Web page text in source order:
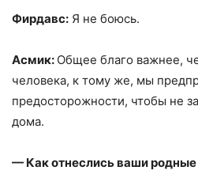
Фирдавс: Я не боюсь.
Асмик: Общее благо важнее,
человека, к тому же, мы
предосторожности, чтобы не
дома.
— Как отнеслись ваши родные